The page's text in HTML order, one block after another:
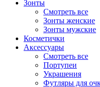
Зонты
Смотреть все
Зонты женские
Зонты мужские
Косметички
Аксессуары
Смотреть все
Портупеи
Украшения
Футляры для